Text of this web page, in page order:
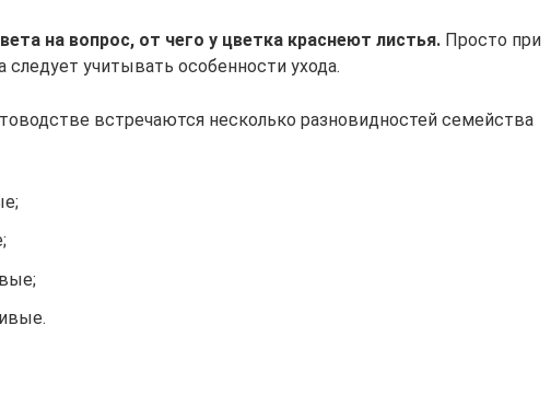
на вопрос, от чего у цветка краснеют листья. Просто при
учитывать особенности ухода.
встречаются несколько разновидностей семейства